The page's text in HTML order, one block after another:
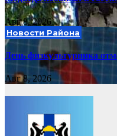
Авг 8, 2026
Новости Района
День физкультурника
Авг 8, 2026